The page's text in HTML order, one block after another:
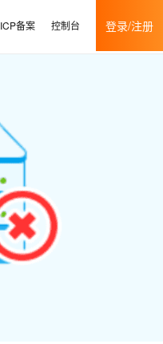
ICP备案 控制台 登录/注册